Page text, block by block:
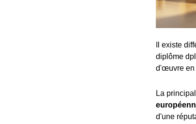
Il existe
diplôme
d'œuvre en
La
d'une